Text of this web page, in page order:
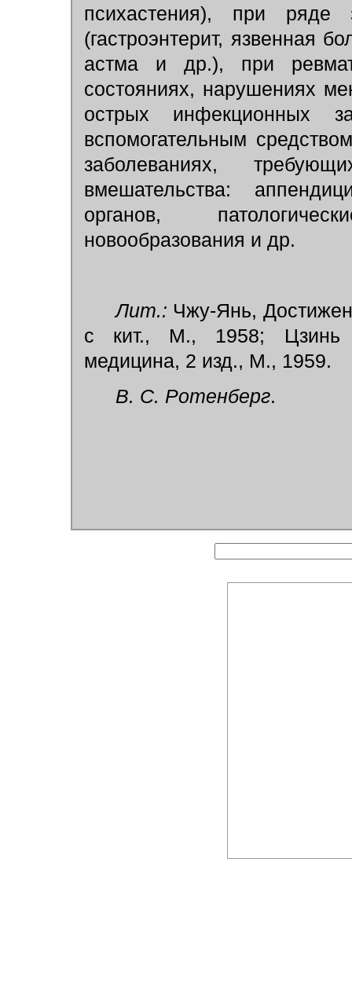
психастения), при ряде
(гастроэнтерит, язвенная
астма и др.), при
состояниях, нарушениях
острых инфекционных
вспомогательным
заболеваниях,
вмешательства:
органов,
новообразования и др.
Лит.: Чжу-Янь,
с кит., М., 1958; Цзинь
медицина, 2 изд., М., 1959.
В. С. Ротенберг.